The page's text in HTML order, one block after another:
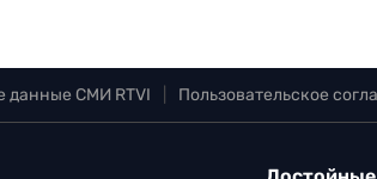
данные СМИ RTVI Пользовательское